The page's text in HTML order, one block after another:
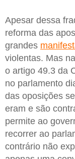
Apesar dessa
reforma das
grandes
violentas. Mas
o artigo 49.3 da
no parlamento
das oposições
eram e são
permite ao
recorrer ao
contrário não